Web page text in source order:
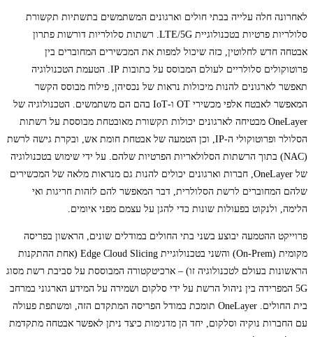
לאחרונה חלה עלייה בבתי חולים וארגונים המשתמשים בתשתיות תקשורת
סלולריות פרטיות בטכנולוגיית LTE/5G. רשתות סלולריות דורשות פתרון
אבטחה חדש לחלוטין, כזה שיכול למפות את המכשירים המחוברים בין
פרוטוקולים סלולריים לעולם המבוסס על כתובות IP. הטעמת הטכנולוגיה
תאפשר לארגונים להנות מיכולות נראות של נכסיהן, פילוח מבוסס הקשר
המאפשר לאבטח אלפי מכשירי OT ו-IoT בהם הם משתמשים. הטכנולוגיה של
OneLayer מבטיחה לארגונים יכולות תקשורת מאובטחת מבוססת על רשתות
הסלולר ופרוטוקולי ה-IP, וכן הטמעה של אבטחת חומת אש, ובקרת גישה לרשת
(NAC) בתוך הרשתות הסלולאריות הפרטיות שלהם. על ידי שימוש בטכנולוגיה
של OneLayer, חברות וארגונים יכולים להנות גם מנראות מלאה של המכשירים
שלהם המחוברים לרשת הסלולרית, דבר המאפשר להם לזהות חריגות ואי
הלימה, ולנקוט בפעולות שונות כדי להגן על עצמם מפני איומים.
פרוייקט ההטמעה יבוצע בשני בתי החולים במודלים שונים, הראשון בפריסה
מקומית (On-Prem) והשני בטכנולוגיית Edge Cloud Slicing (אחת ההתקנות
הראשונות בעולם לטכנולוגיה זו) – ארכיטקטורה המבוססת על סביבת רשת מסוג
5G המפרידה בין ניהול הרשת על ידי סלקום ושמירה על המידע הארגוני במרחב
בית החולים. OneLayer תומכת במודל הפריסה המתקדם הזה, ומשתפת פעולה
עם החברות נוקיה וסלקום, יחד הן מדגימות כיצד ניתן לאפשר אבטחה מתקדמת